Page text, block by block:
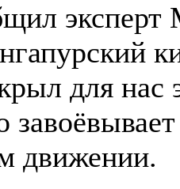
для нас
движении.